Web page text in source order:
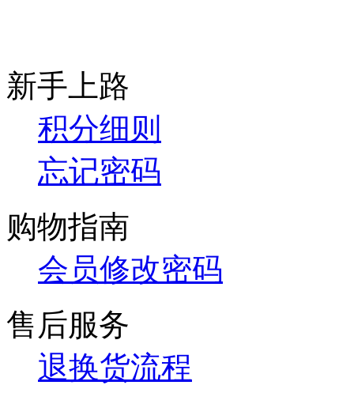
新手上路
积分细则
忘记密码
购物指南
会员修改密码
售后服务
退换货流程